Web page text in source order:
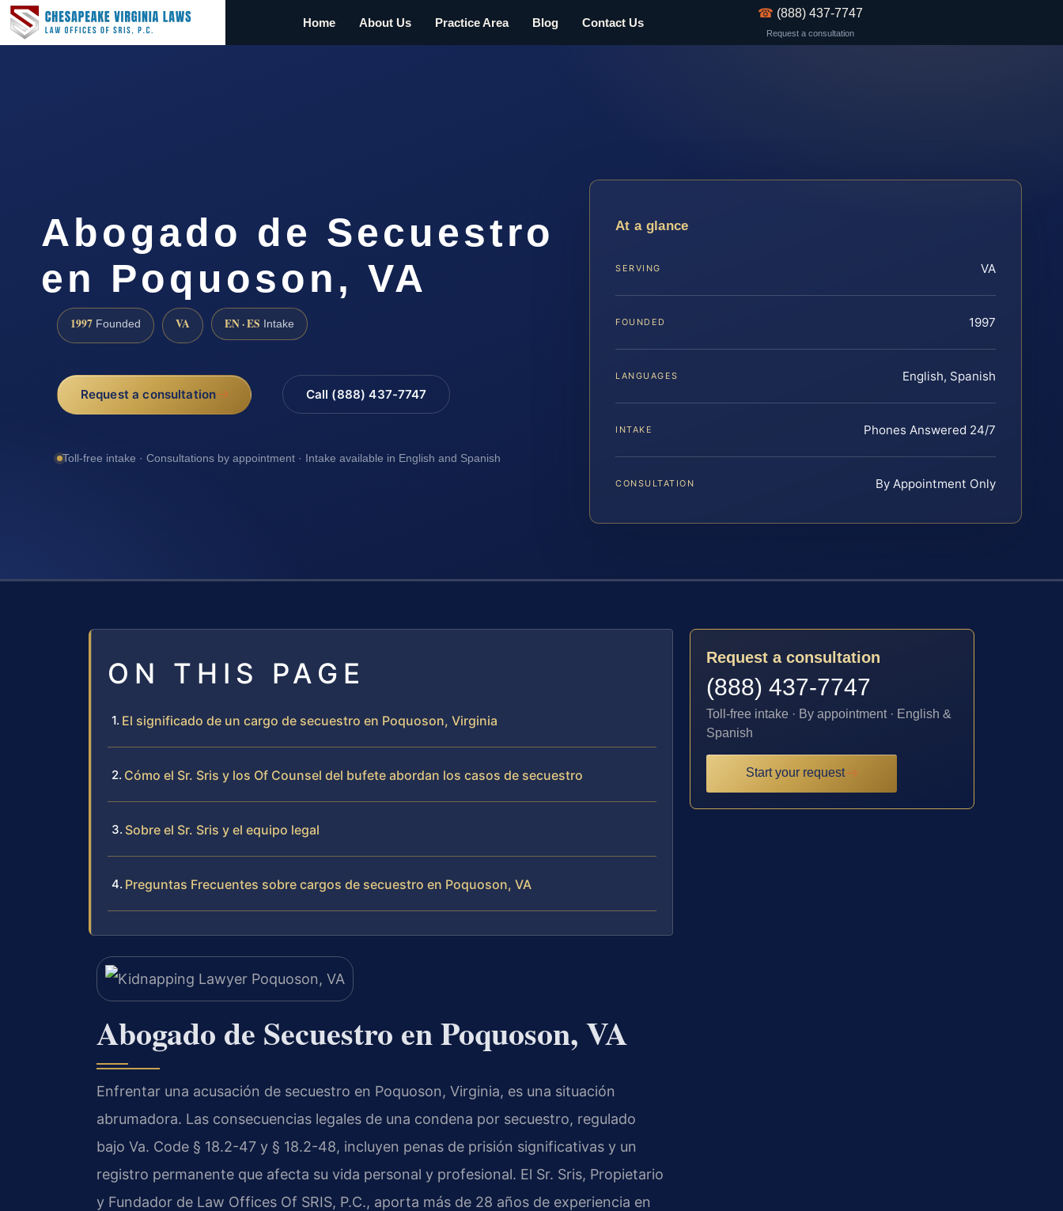
Home About Us Practice Area Blog Contact Us
☎ (888) 437-7747
Request a consultation
Abogado de Secuestro
en Poquoson, VA
1997 Founded VA EN · ES Intake
Request a consultation Call (888) 437-7747
Toll-free intake · Consultations by appointment · Intake available in English and Spanish
At a glance
SERVING VA
FOUNDED 1997
LANGUAGES English, Spanish
INTAKE Phones Answered 24/7
CONSULTATION By Appointment Only
ON THIS PAGE
El significado de un cargo de secuestro en Poquoson, Virginia
Cómo el Sr. Sris y los Of Counsel del bufete abordan los casos de secuestro
Sobre el Sr. Sris y el equipo legal
Preguntas Frecuentes sobre cargos de secuestro en Poquoson, VA
Abogado de Secuestro en Poquoson, VA
Enfrentar una acusación de secuestro en Poquoson, Virginia, es una situación
abrumadora. Las consecuencias legales de una condena por secuestro, regulado
bajo Va. Code § 18.2-47 y § 18.2-48, incluyen penas de prisión significativas y un
registro permanente que afecta su vida personal y profesional. El Sr. Sris, Propietario
y Fundador de Law Offices Of SRIS, P.C., aporta más de 28 años de experiencia en
Request a consultation
(888) 437-7747
Toll-free intake · By appointment · English &
Spanish
Start your request